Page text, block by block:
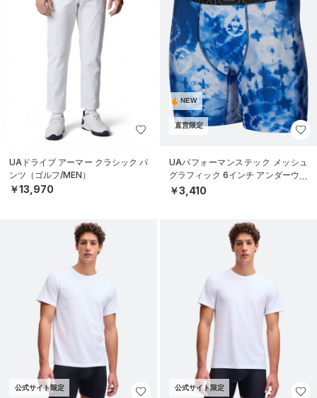
UAドライブ アーマー クラシック パ
ンツ（ゴルフ/MEN）
￥13,970
NEW
直営限定
UAパフォーマンステック メッシュ
グラフィック 6インチ アンダーウェ
ア（トレーニング/MEN）
￥3,410
公式サイト限定 公式サイト限定